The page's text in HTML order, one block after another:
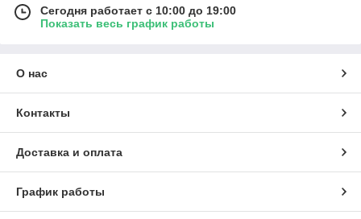
Сегодня работает с 10:00 до 19:00
Показать весь график работы
О нас
Контакты
Доставка и оплата
График работы